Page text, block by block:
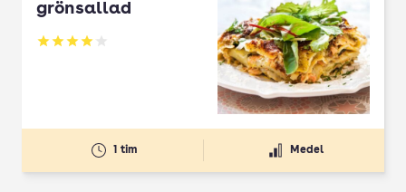
grönsallad
Betyg: 4.07 av 5
1 tim Medel